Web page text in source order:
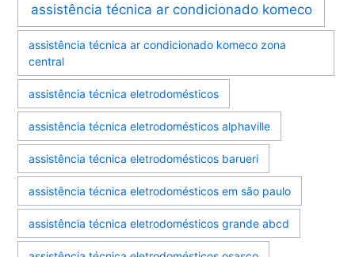
assistência técnica ar condicionado komeco
assistência técnica ar condicionado komeco zona
central
assistência técnica eletrodomésticos
assistência técnica eletrodomésticos alphaville
assistência técnica eletrodomésticos barueri
assistência técnica eletrodomésticos em são paulo
assistência técnica eletrodomésticos grande abcd